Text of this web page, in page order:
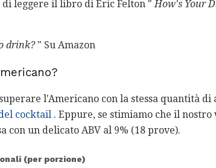
di leggere il libro di Eric Felton "How's Your
drink?" Su Amazon
l'Americano con la stessa quantità di
cocktail . Eppure, se stimiamo che il
con un delicato ABV al 9% (18 prove).
(per porzione)